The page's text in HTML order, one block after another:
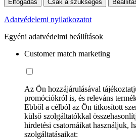
Elfogadás Csak a szükséges
Adatvédelemi nyilatkozatot
Egyéni adatvédelmi beállítások
Customer match marketing
Az Ön hozzájárulásával
promóciókról is, és releváns
Ebből a célból az Ön titkosított
külső szolgáltatókkal
hirdetési csatornáikat használjuk,
szolgáltatásaikat: